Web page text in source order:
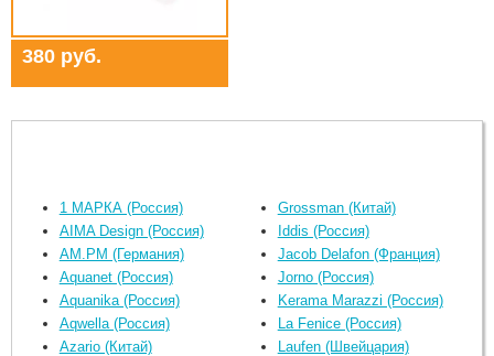
380 руб.
1 МАРКА (Россия)
AIMA Design (Россия)
AM.PM (Германия)
Aquanet (Россия)
Aquanika (Россия)
Aqwella (Россия)
Azario (Китай)
Grossman (Китай)
Iddis (Россия)
Jacob Delafon (Франция)
Jorno (Россия)
Kerama Marazzi (Россия)
La Fenice (Россия)
Laufen (Швейцария)